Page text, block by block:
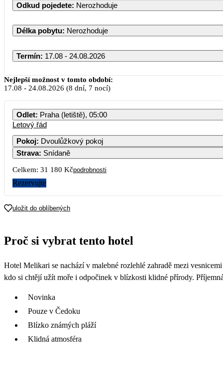
Odkud pojedete: Nerozhoduje
Délka pobytu: Nerozhoduje
Termín: 17.08 - 24.08.2026
Nejlepší možnost v tomto období:
17.08 - 24.08.2026 (8 dní, 7 nocí)
Odlet: Praha (letiště), 05:00
Letový řád
Pokoj: Dvoulůžkový pokoj
Strava: Snídaně
Celkem: 31 180 Kčpodrobnosti
Rezervujte
uložit do oblíbených
Proč si vybrat tento hotel
Hotel Melikari se nachází v malebné rozlehlé zahradě mezi
kdo si chtějí užít moře i odpočinek v blízkosti klidné přírody.
Novinka
Pouze v Čedoku
Blízko známých pláží
Klidná atmosféra